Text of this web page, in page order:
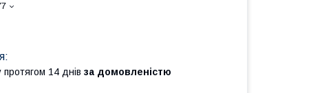
14 днів за домовленістю